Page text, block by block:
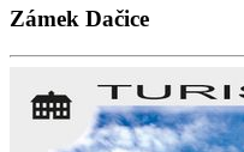
Zámek Dačice